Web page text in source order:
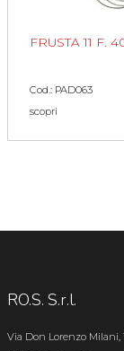
FRUSTA 11 F.
Cod.: PAD063
scopri
RO.S. S.r.l.
Via Don Lorenzo Milani,